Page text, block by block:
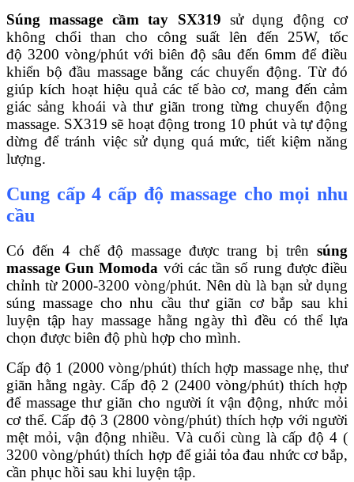
Súng massage cầm tay SX319 sử dụng động cơ
không chổi than cho công suất lên đến 25W, tốc
độ 3200 vòng/phút với biên độ sâu đến 6mm để điều
khiển bộ đầu massage bằng các chuyển động. Từ đó
giúp kích hoạt hiệu quả các tế bào cơ, mang đến cảm
giác sảng khoái và thư giãn trong từng chuyển động
massage. SX319 sẽ hoạt động trong 10 phút và tự động
dừng để tránh việc sử dụng quá mức, tiết kiệm năng
lượng.
Cung cấp 4 cấp độ massage cho mọi nhu
cầu
Có đến 4 chế độ massage được trang bị trên súng
massage Gun Momoda với các tần số rung được điều
chỉnh từ 2000-3200 vòng/phút. Nên dù là bạn sử dụng
súng massage cho nhu cầu thư giãn cơ bắp sau khi
luyện tập hay massage hằng ngày thì đều có thể lựa
chọn được biên độ phù hợp cho mình.
Cấp độ 1 (2000 vòng/phút) thích hợp massage nhẹ, thư
giãn hằng ngày. Cấp độ 2 (2400 vòng/phút) thích hợp
để massage thư giãn cho người ít vận động, nhức mỏi
cơ thể. Cấp độ 3 (2800 vòng/phút) thích hợp với người
mệt mỏi, vận động nhiều. Và cuối cùng là cấp độ 4 (
3200 vòng/phút) thích hợp để giải tỏa đau nhức cơ bắp,
cần phục hồi sau khi luyện tập.